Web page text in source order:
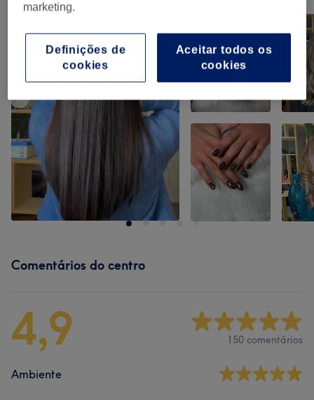
Clica na imagem para ver mais detalhes
Comentários do centro
4,9 150 comentários
Ambiente
marketing.
Aceitar todos os
cookies
Definições de
cookies